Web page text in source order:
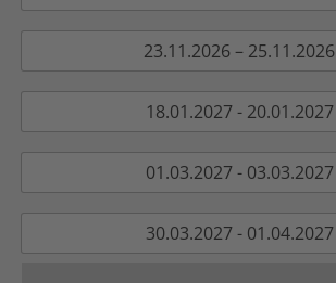
23.11.2026 – 25.11.2026
18.01.2027 - 20.01.2027
01.03.2027 - 03.03.2027
30.03.2027 - 01.04.2027